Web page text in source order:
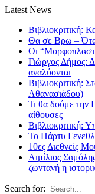
Latest News
Βιβλιοκριτική:
Θα σε Βρω –
Οι
Γιώργος Δήμος:
αναλύονται
Βιβλιοκριτική:
Αθανασιάδου)
Τι θα δούμε την
αίθουσες
Βιβλιοκριτική:
Το Πάρτυ
10ες Διεθνείς
Αιμίλιος
ζωντανή η
Search for: